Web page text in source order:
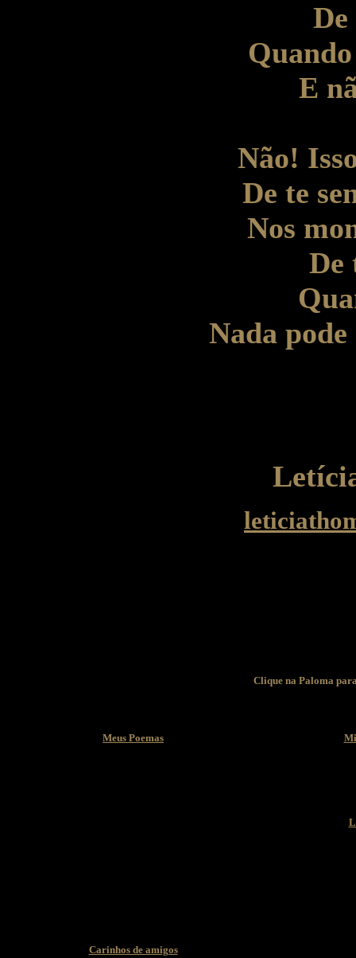
E
Não!
De te
Nos
De
Nada
Clique na Paloma
Meus Poemas
Carinhos de amigos